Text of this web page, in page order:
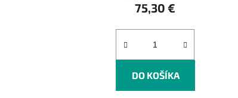
75,30 €
DO KOŠÍKA